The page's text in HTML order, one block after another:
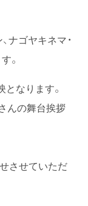
ナゴヤキネマ・
。
なります。
んの舞台挨拶
させていただ